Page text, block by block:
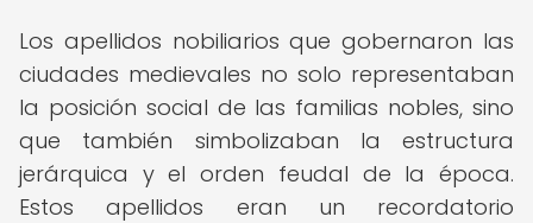
Los apellidos nobiliarios que gobernaron las
ciudades medievales no solo representaban
la posición social de las familias nobles, sino
que también simbolizaban la estructura
jerárquica y el orden feudal de la época.
Estos apellidos eran un recordatorio